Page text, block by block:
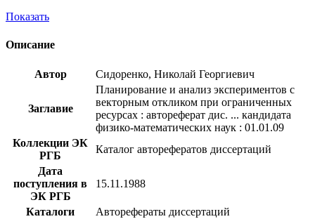
Показать
Описание
Автор Сидоренко, Николай Георгиевич
Заглавие
Планирование и анализ экспериментов с
векторным откликом при ограниченных
ресурсах : автореферат дис. ... кандидата
физико-математических наук : 01.01.09
Коллекции ЭК
РГБ
Каталог авторефератов диссертаций
Дата
поступления в
ЭК РГБ
15.11.1988
Каталоги
Авторефераты диссертаций